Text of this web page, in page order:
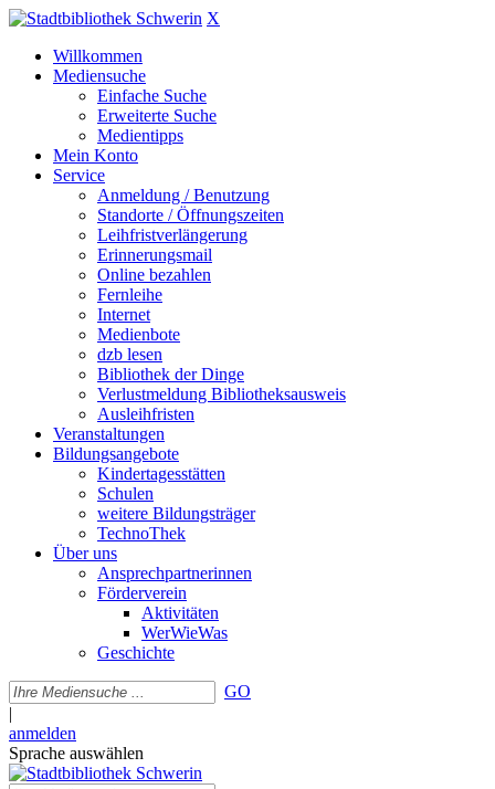
X
Willkommen
Mediensuche
Einfache Suche
Erweiterte Suche
Medientipps
Mein Konto
Service
Anmeldung / Benutzung
Standorte / Öffnungszeiten
Leihfristverlängerung
Erinnerungsmail
Online bezahlen
Fernleihe
Internet
Medienbote
dzb lesen
Bibliothek der Dinge
Verlustmeldung Bibliotheksausweis
Ausleihfristen
Veranstaltungen
Bildungsangebote
Kindertagesstätten
Schulen
weitere Bildungsträger
TechnoThek
Über uns
Ansprechpartnerinnen
Förderverein
Aktivitäten
WerWieWas
Geschichte
GO
|
anmelden
Sprache auswählen